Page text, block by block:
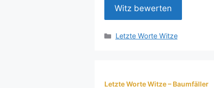
Kategorien
Letzte Worte Witze
Letzte Worte Witze – Baumfäller